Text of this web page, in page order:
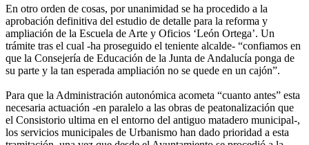
En otro orden de cosas, por unanimidad se ha procedido a la
aprobación definitiva del estudio de detalle para la reforma y
ampliación de la Escuela de Arte y Oficios ‘León Ortega’. Un
trámite tras el cual -ha proseguido el teniente alcalde- “confiamos en
que la Consejería de Educación de la Junta de Andalucía ponga de
su parte y la tan esperada ampliación no se quede en un cajón”.
Para que la Administración autonómica acometa “cuanto antes” esta
necesaria actuación -en paralelo a las obras de peatonalización que
el Consistorio ultima en el entorno del antiguo matadero municipal-,
los servicios municipales de Urbanismo han dado prioridad a esta